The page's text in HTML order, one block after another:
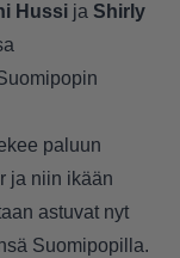
Hussi ja Shirly
paluun
ja niin ikään
astuvat nyt
Suomipopilla.